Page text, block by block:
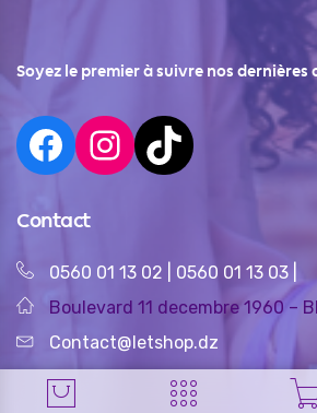
Soyez le premier à suivre nos dernières
Contact
0560 01 13 02 0560 01 13 03
Boulevard 11 decembre 1960 –
Contact@letshop.dz